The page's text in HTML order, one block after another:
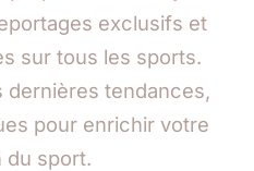
exclusifs et
sur tous les sports.
dernières tendances,
pour enrichir votre
du sport.